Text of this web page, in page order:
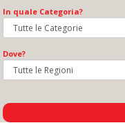
In quale Categoria?
Dove?